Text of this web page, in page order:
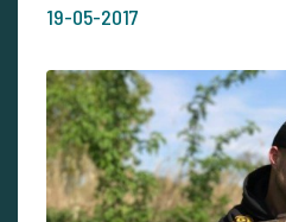
19-05-2017